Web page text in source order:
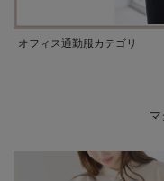
オフィス通勤服カテゴリ